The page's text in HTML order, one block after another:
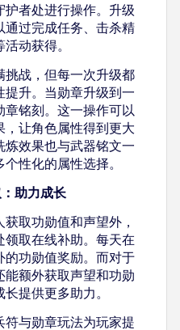
护者处进行操作。升级
通过完成任务、击杀精
动获得。
挑战，但每一次升级都
提升。当勋章升级到一
章铭刻。这一操作可以
，让角色属性得到更大
炼效果也与武器铭文一
性化的属性选择。
助力成长
取功勋值和声望外，
领取在线补助。每天在
的功勋值奖励。而对于
能额外获取声望和功勋
提供更多助力。
符与勋章玩法为玩家提